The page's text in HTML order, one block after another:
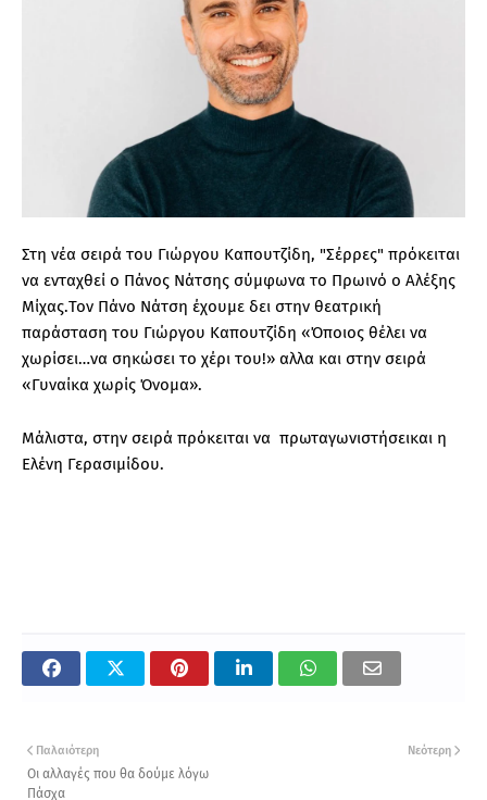
Στη νέα σειρά του Γιώργου Καπουτζίδη, "Σέρρες" πρόκειται
να ενταχθεί ο Πάνος Νάτσης σύμφωνα το Πρωινό ο Αλέξης
Μίχας.Τον Πάνο Νάτση έχουμε δει στην θεατρική
παράσταση του Γιώργου Καπουτζίδη «Όποιος θέλει να
χωρίσει…να σηκώσει το χέρι του!» αλλα και στην σειρά
«Γυναίκα χωρίς Όνομα».
Μάλιστα, στην σειρά πρόκειται να πρωταγωνιστήσεικαι η
Ελένη Γερασιμίδου.
Νεότερη
Παλαιότερη
Οι αλλαγές που θα δούμε λόγω
Πάσχα